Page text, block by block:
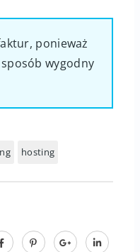
usługi należy
faktury za
ponieważ